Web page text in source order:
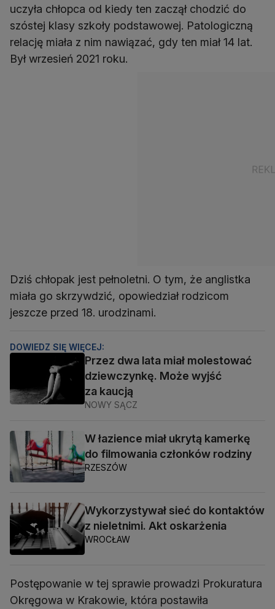
uczyła chłopca od kiedy ten zaczął chodzić do
szóstej klasy szkoły podstawowej. Patologiczną
relację miała z nim nawiązać, gdy ten miał 14 lat.
Był wrzesień 2021 roku.
Dziś chłopak jest pełnoletni. O tym, że anglistka
miała go skrzywdzić, opowiedział rodzicom
jeszcze przed 18. urodzinami.
DOWIEDZ SIĘ WIĘCEJ:
Przez dwa lata miał molestować
dziewczynkę. Może wyjść
za kaucją
NOWY SĄCZ
W łazience miał ukrytą kamerkę
do filmowania członków rodziny
RZESZÓW
Wykorzystywał sieć do kontaktów
z nieletnimi. Akt oskarżenia
WROCŁAW
Postępowanie w tej sprawie prowadzi Prokuratura
Okręgowa w Krakowie, która postawiła